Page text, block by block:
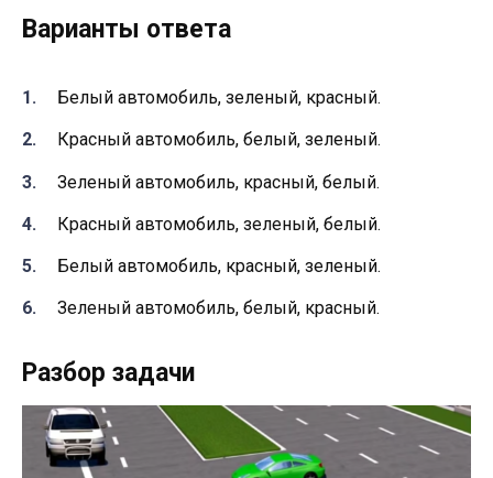
Варианты ответа
Белый автомобиль, зеленый, красный.
Красный автомобиль, белый, зеленый.
Зеленый автомобиль, красный, белый.
Красный автомобиль, зеленый, белый.
Белый автомобиль, красный, зеленый.
Зеленый автомобиль, белый, красный.
Разбор задачи